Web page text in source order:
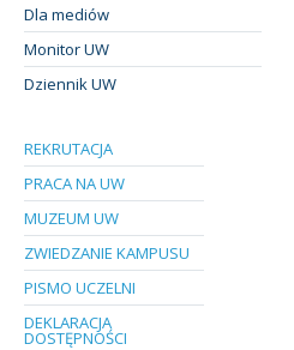
Dla mediów
Monitor UW
Dziennik UW
REKRUTACJA
PRACA NA UW
MUZEUM UW
ZWIEDZANIE KAMPUSU
PISMO UCZELNI
DEKLARACJA
DOSTĘPNOŚCI